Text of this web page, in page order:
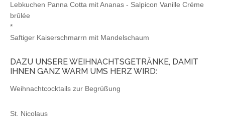
Lebkuchen Panna Cotta mit Ananas - Salpicon Vanille Créme
brûlée
*
Saftiger Kaiserschmarrn mit Mandelschaum
DAZU UNSERE WEIHNACHTSGETRÄNKE, DAMIT
IHNEN GANZ WARM UMS HERZ WIRD:
Weihnachtcocktails zur Begrüßung
St. Nicolaus